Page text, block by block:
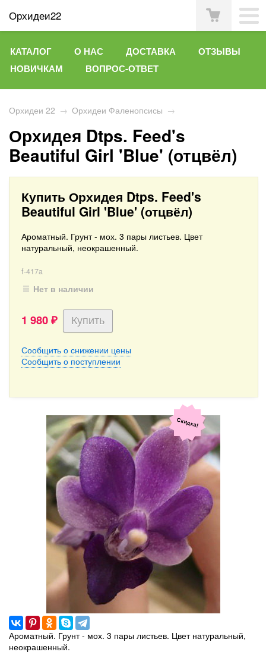
Орхидеи22
КАТАЛОГ О НАС ДОСТАВКА
ОТЗЫВЫ
НОВИЧКАМ
ВОПРОС-ОТВЕТ
Орхидеи 22 → Орхидеи Фаленопсисы →
Орхидея Dtps. Feed's
Beautiful Girl 'Blue' (отцвёл)
Купить Орхидея Dtps. Feed's
Beautiful Girl 'Blue' (отцвёл)
Ароматный. Грунт - мох. 3 пары листьев. Цвет
натуральный, неокрашенный.
f-417a
Нет в наличии
1 980 ₽
Сообщить о снижении цены
Сообщить о поступлении
Скидка!
Ароматный. Грунт - мох. 3 пары листьев. Цвет натуральный,
неокрашенный.